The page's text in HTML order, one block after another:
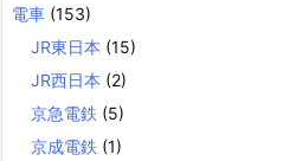
電車 (153)
JR東日本 (15)
JR西日本 (2)
京急電鉄 (5)
京成電鉄 (1)